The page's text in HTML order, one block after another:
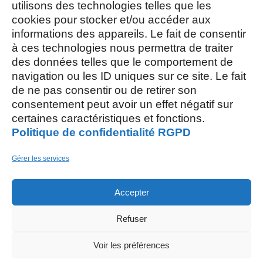
utilisons des technologies telles que les
cookies pour stocker et/ou accéder aux
informations des appareils. Le fait de consentir
à ces technologies nous permettra de traiter
des données telles que le comportement de
navigation ou les ID uniques sur ce site. Le fait
de ne pas consentir ou de retirer son
consentement peut avoir un effet négatif sur
certaines caractéristiques et fonctions.
Politique de confidentialité RGPD
Gérer les services
Accepter
Refuser
Voir les préférences
Mercredi et Samedi : 8h- 12h
AOÛT, 2026
03
M
Restaurant scolaire, 5 rue des Champs